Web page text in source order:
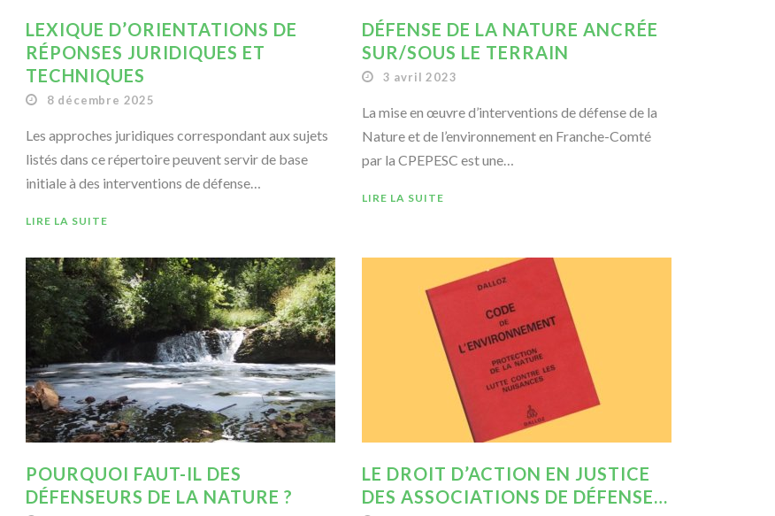
LEXIQUE D’ORIENTATIONS DE
RÉPONSES JURIDIQUES ET
TECHNIQUES
8 décembre 2025
Les approches juridiques correspondant aux sujets
listés dans ce répertoire peuvent servir de base
initiale à des interventions de défense…
LIRE LA SUITE
DÉFENSE DE LA NATURE ANCRÉE
SUR/SOUS LE TERRAIN
3 avril 2023
La mise en œuvre d’interventions de défense de la
Nature et de l’environnement en Franche-Comté
par la CPEPESC est une…
LIRE LA SUITE
POURQUOI FAUT-IL DES
DÉFENSEURS DE LA NATURE ?
LE DROIT D’ACTION EN JUSTICE
DES ASSOCIATIONS DE DÉFENSE…